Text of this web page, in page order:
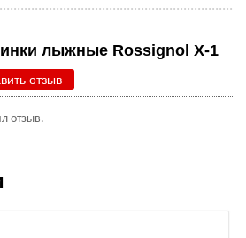
лыжные Rossignol X-1
отзыв
отзыв.